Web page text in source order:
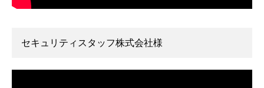
セキュリティスタッフ株式会社様